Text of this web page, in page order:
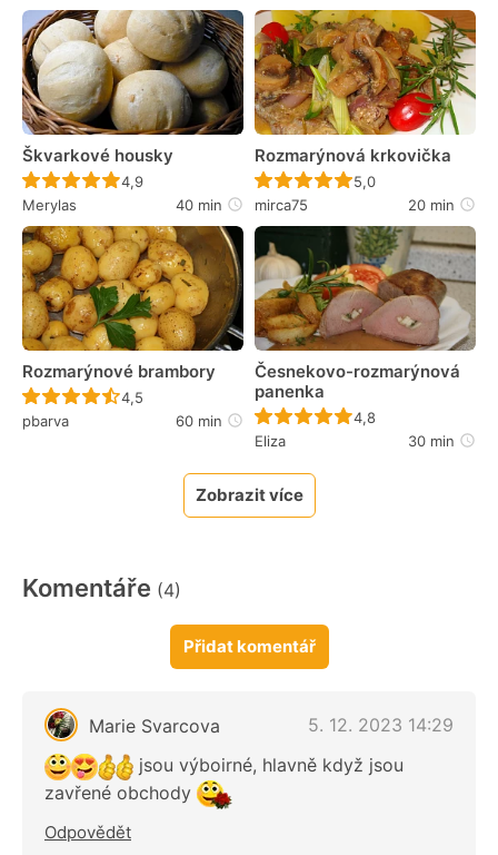
Škvarkové housky
Recept ještě nebyl hodnocen
4,9
Merylas
40 min
Rozmarýnová krkovička
Recept ještě nebyl
5,0
mirca75
20 min
Rozmarýnové brambory
Recept ještě nebyl hodnocen
4,5
pbarva
60 min
Česnekovo-rozmarýnová
panenka
Recept ještě nebyl
4,8
Eliza
30 min
Zobrazit více
Komentáře (4)
Přidat komentář
Marie Svarcova
5. 12. 2023 14:29
jsou výboirné, hlavně když jsou
zavřené obchody
Odpovědět